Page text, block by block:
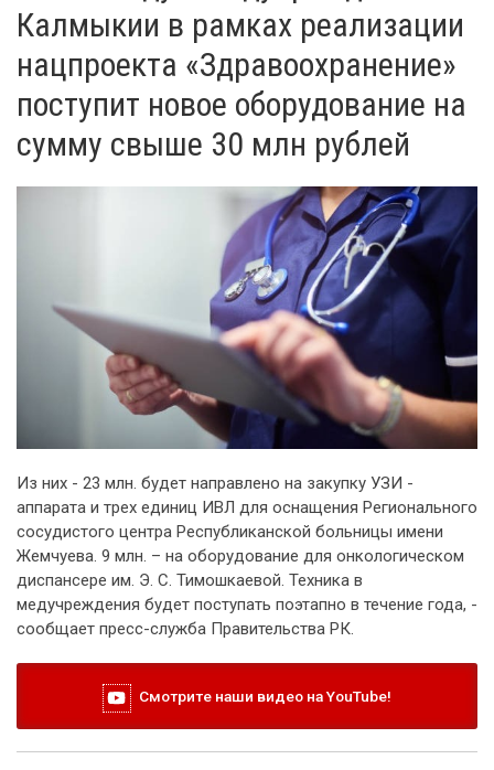
Калмыкии в рамках реализации
нацпроекта «Здравоохранение»
поступит новое оборудование на
сумму свыше 30 млн рублей
Из них - 23 млн. будет направлено на закупку УЗИ -
аппарата и трех единиц ИВЛ для оснащения Регионального
сосудистого центра Республиканской больницы имени
Жемчуева. 9 млн. – на оборудование для онкологическом
диспансере им. Э. С. Тимошкаевой. Техника в
медучреждения будет поступать поэтапно в течение года, -
сообщает пресс-служба Правительства РК.
Смотрите наши видео на YouTube!